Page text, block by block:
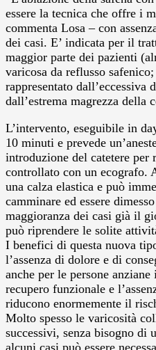
essere la tecnica che offre i
commenta Losa – con
dei casi. E’ indicata per il
maggior parte dei pazienti
varicosa da reflusso
rappresentato dall’eccessiva
dall’estrema magrezza della
L’intervento, eseguibile in
10 minuti e prevede
introduzione del catetere per
controllato con un ecografo.
una calza elastica e può
camminare ed essere
maggioranza dei casi già il
può riprendere le solite
I benefici di questa nuova
l’assenza di dolore e di
anche per le persone
recupero funzionale e
riducono enormemente il
Molto spesso le varicosità
successivi, senza bisogno di
alcuni casi può essere